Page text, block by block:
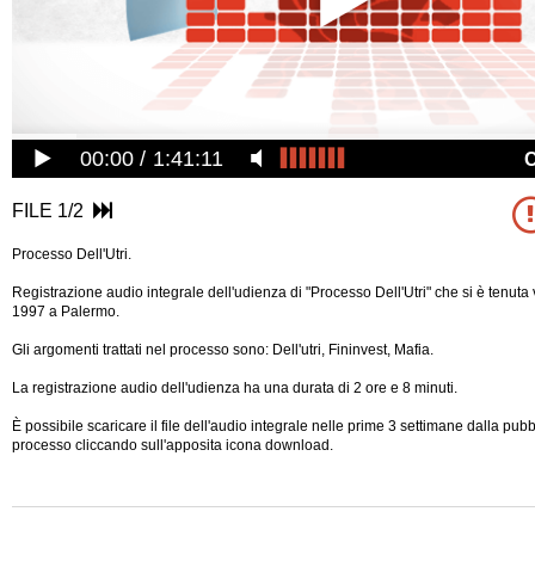
00:00 1:41:11
FILE 1/2
Processo Dell'Utri.
Registrazione audio integrale dell'udienza di "Processo Dell'Utri" che si è
1997 a Palermo.
Gli argomenti trattati nel processo sono: Dell'utri, Fininvest, Mafia.
La registrazione audio dell'udienza ha una durata di 2 ore e 8 minuti.
È possibile scaricare il file dell'audio integrale nelle prime 3 settimane dalla
processo cliccando sull'apposita icona download.